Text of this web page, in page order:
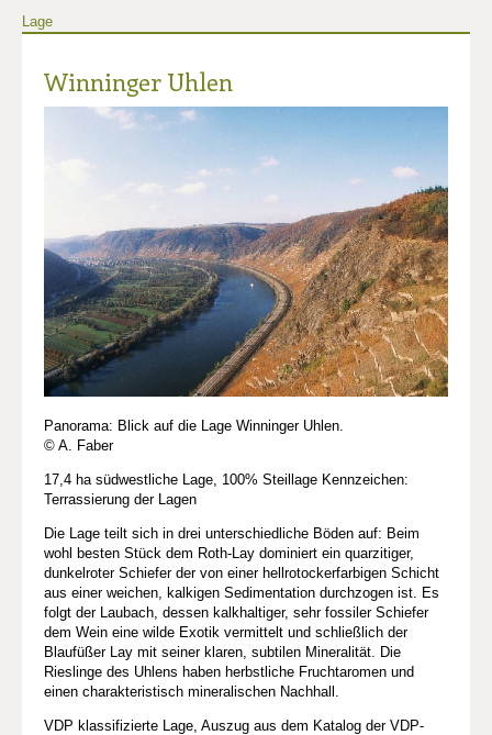
Lage
Winninger Uhlen
Panorama: Blick auf die Lage Winninger Uhlen.
© A. Faber
17,4 ha südwestliche Lage, 100% Steillage Kennzeichen:
Terrassierung der Lagen
Die Lage teilt sich in drei unterschiedliche Böden auf: Beim
wohl besten Stück dem Roth-Lay dominiert ein quarzitiger,
dunkelroter Schiefer der von einer hellrotockerfarbigen Schicht
aus einer weichen, kalkigen Sedimentation durchzogen ist. Es
folgt der Laubach, dessen kalkhaltiger, sehr fossiler Schiefer
dem Wein eine wilde Exotik vermittelt und schließlich der
Blaufüßer Lay mit seiner klaren, subtilen Mineralität. Die
Rieslinge des Uhlens haben herbstliche Fruchtaromen und
einen charakteristisch mineralischen Nachhall.
VDP klassifizierte Lage, Auszug aus dem Katalog der VDP-